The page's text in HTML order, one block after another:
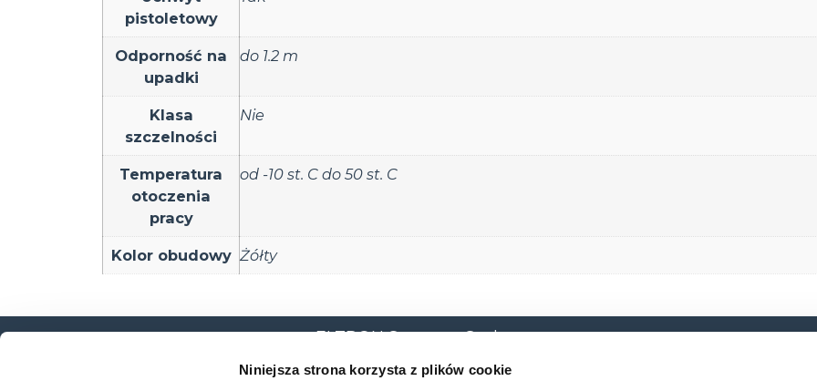
Niniejsza strona korzysta z plików cookie
pistoletowy
Odporność na
upadki
do 1.2 m
Klasa
szczelności
Nie
Temperatura
otoczenia
pracy
od -10 st. C do 50 st. C
Kolor obudowy Żółty
ELTRON Sp. z o. o. Sp. k.
ul. Brodzka 10B